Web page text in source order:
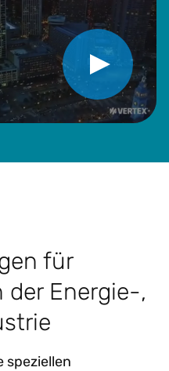
abspielen
für
Energie-,
speziellen